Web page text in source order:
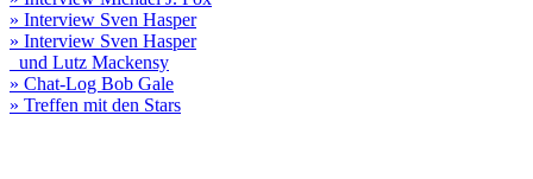
» Interview Sven Hasper
» Interview Sven Hasper
und Lutz Mackensy
» Chat-Log Bob Gale
» Treffen mit den Stars